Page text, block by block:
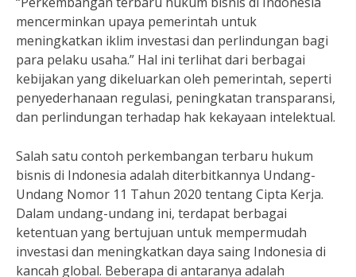
mencerminkan upaya pemerintah untuk
meningkatkan iklim investasi dan perlindungan bagi
para pelaku usaha.” Hal ini terlihat dari berbagai
kebijakan yang dikeluarkan oleh pemerintah, seperti
penyederhanaan regulasi, peningkatan transparansi,
dan perlindungan terhadap hak kekayaan intelektual.
Salah satu contoh perkembangan terbaru hukum
bisnis di Indonesia adalah diterbitkannya Undang-
Undang Nomor 11 Tahun 2020 tentang Cipta Kerja.
Dalam undang-undang ini, terdapat berbagai
ketentuan yang bertujuan untuk mempermudah
investasi dan meningkatkan daya saing Indonesia di
kancah global. Beberapa di antaranya adalah